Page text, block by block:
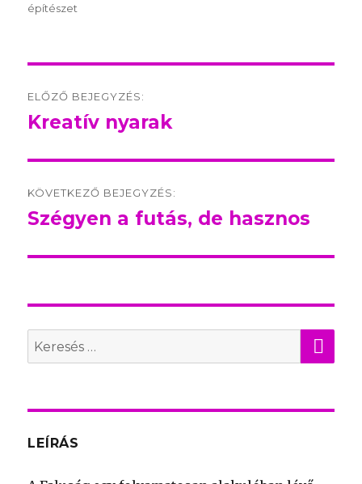
építészet
navigation
ELŐZŐ BEJEGYZÉS:
Előző
Kreatív nyarak
KÖVETKEZŐ BEJEGYZÉS:
Következő
Szégyen a futás, de hasznos
Search
for:
LEÍRÁS